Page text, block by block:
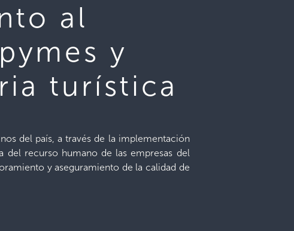
al
y
turística
del país, a través de la implementación
recurso humano de las empresas del
y aseguramiento de la calidad de